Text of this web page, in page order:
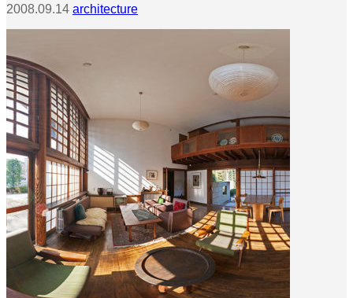
2008.09.14 architecture